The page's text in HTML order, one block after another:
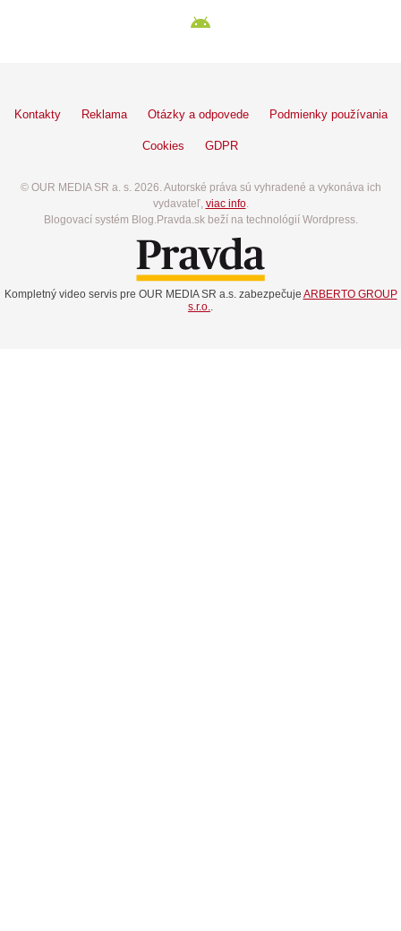
Kontakty Reklama Otázky a odpovede Podmienky používania
Cookies GDPR
© OUR MEDIA SR a. s. 2026. Autorské práva sú vyhradené a vykonáva ich
vydavateľ, viac info.
Blogovací systém Blog.Pravda.sk beží na technológií Wordpress.
Kompletný video servis pre OUR MEDIA SR a.s. zabezpečuje ARBERTO GROUP
s.r.o..